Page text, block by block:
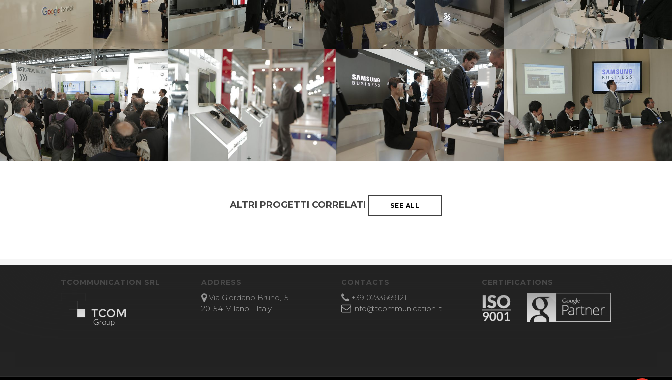
ALTRI PROGETTI CORRELATI SEE ALL
TCOMMUNICATION SRL ADDRESS
Via Giordano Bruno,15
20154 Milano - Italy
CONTACTS
+39 0233669121
info@tcommunication.it
CERTIFICATIONS